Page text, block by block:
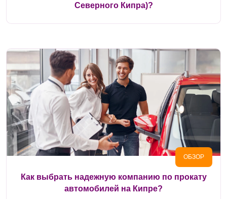
Северного Кипра)?
ОБЗОР
Как выбрать надежную компанию по прокату
автомобилей на Кипре?